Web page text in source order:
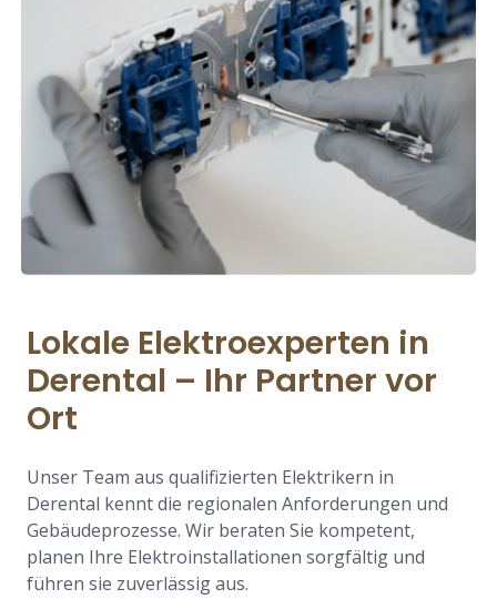
Lokale Elektroexperten in
Derental – Ihr Partner vor
Ort
Unser Team aus qualifizierten Elektrikern in
Derental kennt die regionalen Anforderungen und
Gebäudeprozesse. Wir beraten Sie kompetent,
planen Ihre Elektroinstallationen sorgfältig und
führen sie zuverlässig aus.